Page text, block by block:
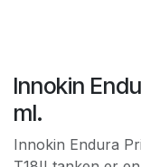
Innokin
ml.
Innokin Endura